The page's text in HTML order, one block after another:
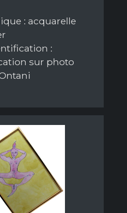
: acquarelle
:
sur photo